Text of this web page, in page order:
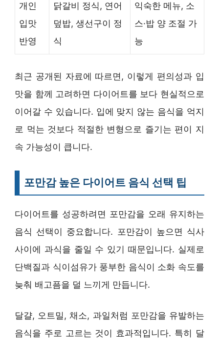
개인
입맛
반영
닭갈비 정식, 연어
덮밥, 생선구이 정
식
익숙한 메뉴, 소
스·밥 양 조절 가
능
최근 공개된 자료에 따르면, 이렇게 편의성과 입
맛을 함께 고려하면 다이어트를 보다 현실적으로
이어갈 수 있습니다. 입에 맞지 않는 음식을 억지
로 먹는 것보다 적절한 변형으로 즐기는 편이 지
속 가능성이 큽니다.
포만감 높은 다이어트 음식 선택 팁
다이어트를 성공하려면 포만감을 오래 유지하는
음식 선택이 중요합니다. 포만감이 높으면 식사
사이에 과식을 줄일 수 있기 때문입니다. 실제로
단백질과 식이섬유가 풍부한 음식이 소화 속도를
늦춰 배고픔을 덜 느끼게 만듭니다.
달걀, 오트밀, 채소, 과일처럼 포만감을 유발하는
음식을 주로 고르는 것이 효과적입니다. 특히 달